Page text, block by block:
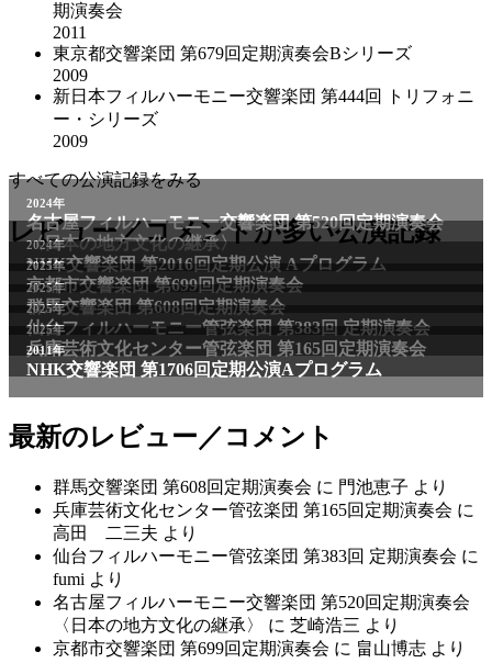
期演奏会
2011
東京都交響楽団 第679回定期演奏会Bシリーズ
2009
新日本フィルハーモニー交響楽団 第444回 トリフォニ
ー・シリーズ
2009
すべての公演記録をみる
レビュー／コメントが多い公演記録
最新のレビュー／コメント
群馬交響楽団 第608回定期演奏会 に 門池恵子 より
兵庫芸術文化センター管弦楽団 第165回定期演奏会 に
高田 二三夫 より
仙台フィルハーモニー管弦楽団 第383回 定期演奏会 に
fumi より
名古屋フィルハーモニー交響楽団 第520回定期演奏会
〈日本の地方文化の継承〉
に 芝崎浩三 より
京都市交響楽団 第699回定期演奏会 に 畠山博志 より